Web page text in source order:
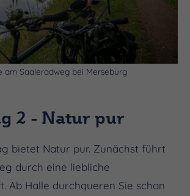
am Saaleradweg bei Merseburg
2 - Natur pur
bietet Natur pur. Zunächst führt
durch eine liebliche
Ab Halle durchqueren Sie schon